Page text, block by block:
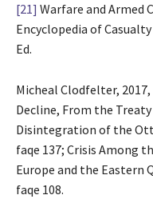
[21] Warfare and Armed
Encyclopedia of
Ed.
Micheal Clodfelter,
Decline, From the
Disintegration of the
faqe 137; Crisis Among
Europe and the Eastern
faqe 108.